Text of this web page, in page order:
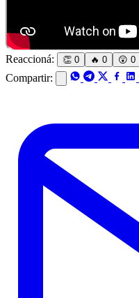
Reaccioná: 👏 0 🔥 0 😲 0
Compartir: